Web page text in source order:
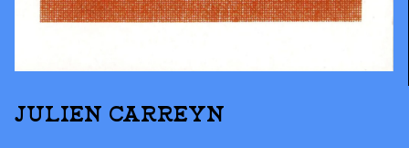
JULIEN CARREYN